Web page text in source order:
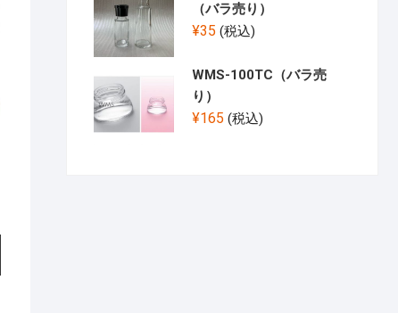
（バラ売り）
¥35 (税込)
WMS-100TC（バラ売
り）
¥165 (税込)